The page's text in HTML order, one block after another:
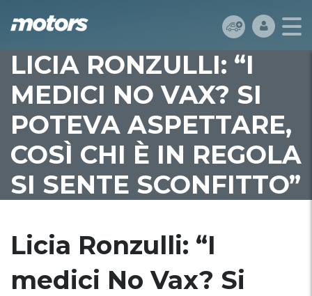
LICIA RONZULLI: “I
MEDICI NO VAX? SI
POTEVA ASPETTARE,
COSÌ CHI È IN REGOLA
SI SENTE SCONFITTO”
Licia Ronzulli: “I
medici No Vax? Si